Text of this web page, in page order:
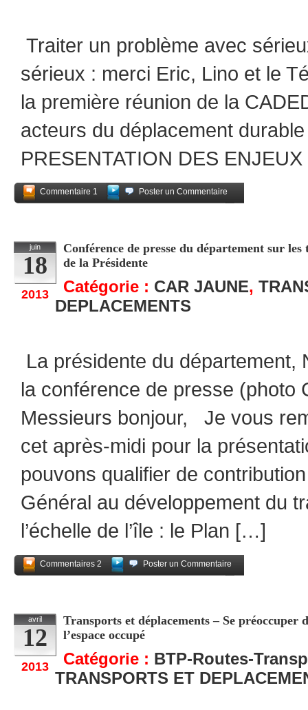
Traiter un problème avec
sérieux : merci Eric, Lino et le
la première réunion de la
acteurs du déplacement
PRESENTATION DES ENJEUX
Commentaire 1
Poster un Commentaire
juin
18
2013
Conférence de presse du département sur
de la Présidente
Catégorie : CAR JAUNE,
DEPLACEMENTS
La présidente du département,
la conférence de presse
Messieurs bonjour, Je vous
cet après-midi pour la
pouvons qualifier de
Général au développement du
l’échelle de l’île : le Plan […]
Commentaires 2
Poster un Commentaire
avril
12
2013
Transports et déplacements – Se préoccuper
l’espace occupé
Catégorie : BTP-Routes-
TRANSPORTS ET